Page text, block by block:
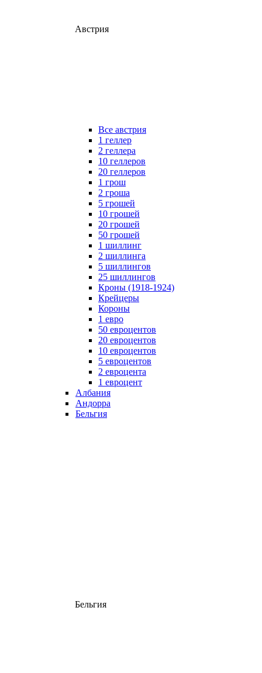
Австрия
Все австрия
1 геллер
2 геллера
10 геллеров
20 геллеров
1 грош
2 гроша
5 грошей
10 грошей
20 грошей
50 грошей
1 шиллинг
2 шиллинга
5 шиллингов
25 шиллингов
Кроны (1918-1924)
Крейцеры
Короны
1 евро
50 евроцентов
20 евроцентов
10 евроцентов
5 евроцентов
2 евроцента
1 евроцент
Албания
Андорра
Бельгия
Бельгия